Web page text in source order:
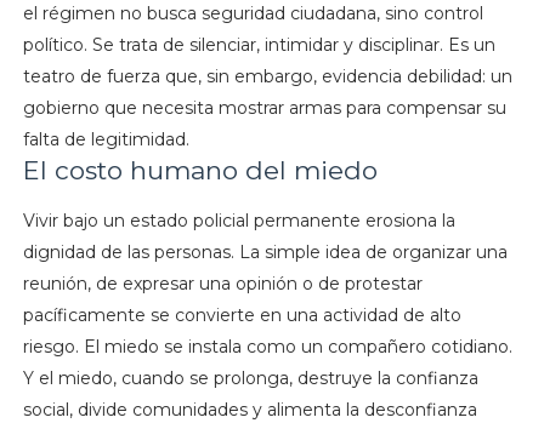
el régimen no busca seguridad ciudadana, sino control
político. Se trata de silenciar, intimidar y disciplinar. Es un
teatro de fuerza que, sin embargo, evidencia debilidad: un
gobierno que necesita mostrar armas para compensar su
falta de legitimidad.
El costo humano del miedo
Vivir bajo un estado policial permanente erosiona la
dignidad de las personas. La simple idea de organizar una
reunión, de expresar una opinión o de protestar
pacíficamente se convierte en una actividad de alto
riesgo. El miedo se instala como un compañero cotidiano.
Y el miedo, cuando se prolonga, destruye la confianza
social, divide comunidades y alimenta la desconfianza